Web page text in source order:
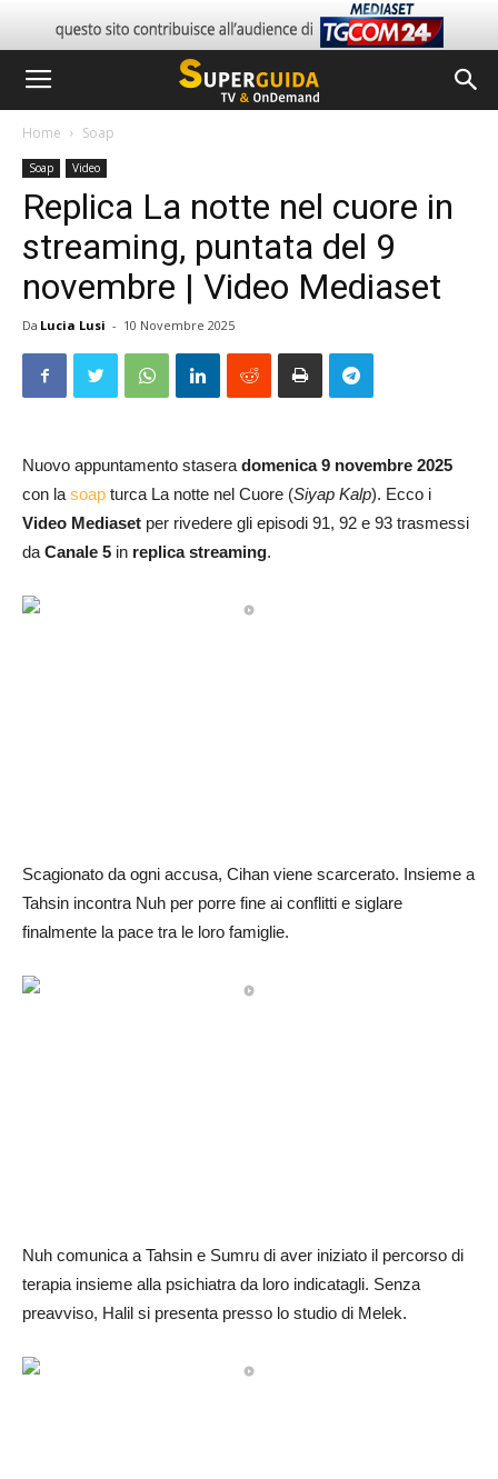
Home Soap
Soap Video
Replica La notte nel cuore in
streaming, puntata del 9
novembre | Video Mediaset
Da Lucia Lusi - 10 Novembre 2025
Nuovo appuntamento stasera domenica 9 novembre 2025
con la soap turca La notte nel Cuore (Siyap Kalp). Ecco i
Video Mediaset per rivedere gli episodi 91, 92 e 93 trasmessi
da Canale 5 in replica streaming.
Scagionato da ogni accusa, Cihan viene scarcerato. Insieme a
Tahsin incontra Nuh per porre fine ai conflitti e siglare
finalmente la pace tra le loro famiglie.
Nuh comunica a Tahsin e Sumru di aver iniziato il percorso di
terapia insieme alla psichiatra da loro indicatagli. Senza
preavviso, Halil si presenta presso lo studio di Melek.